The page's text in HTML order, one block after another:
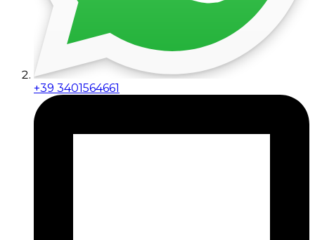
+39 3401564661